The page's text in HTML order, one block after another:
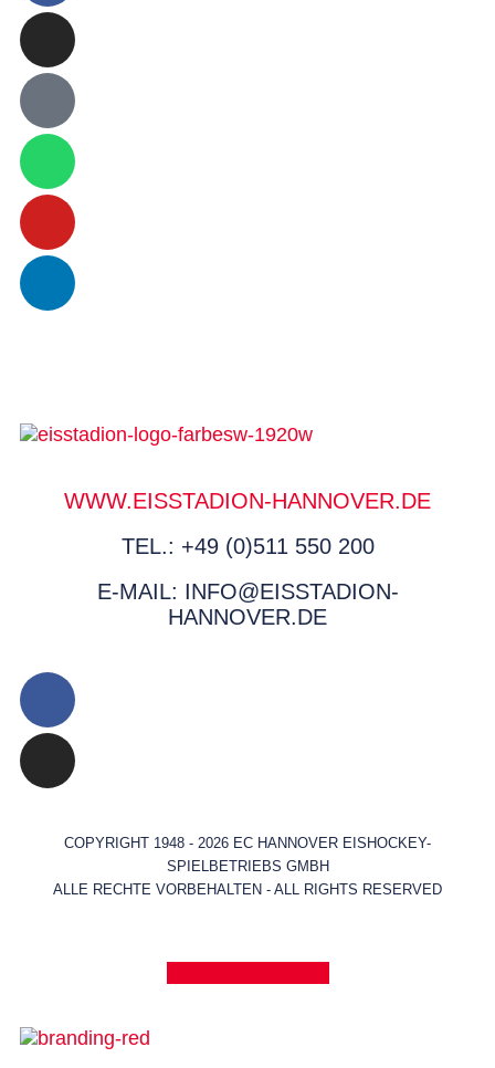
WWW.EISSTADION-HANNOVER.DE
TEL.: +49 (0)511 550 200
E-MAIL: INFO@EISSTADION-
HANNOVER.DE
COPYRIGHT 1948 - 2026 EC HANNOVER EISHOCKEY-
SPIELBETRIEBS GMBH
ALLE RECHTE VORBEHALTEN - ALL RIGHTS RESERVED